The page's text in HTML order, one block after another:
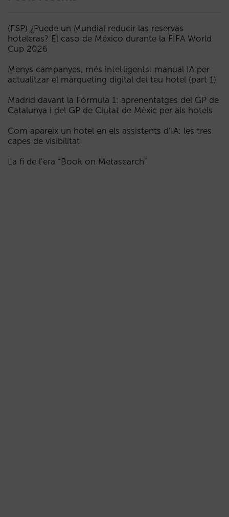
(ESP) ¿Puede un Mundial reducir las reservas
hoteleras? El caso de México durante la FIFA World
Cup 2026
Menys campanyes, més intel·ligents: manual IA per
actualitzar el màrqueting digital del teu hotel (part 1)
Madrid davant la Fórmula 1: aprenentatges del GP de
Catalunya i del GP de Ciutat de Mèxic per als hotels
Com apareix un hotel en els assistents d’IA: les tres
capes de visibilitat
La fi de l’era “Book on Metasearch”